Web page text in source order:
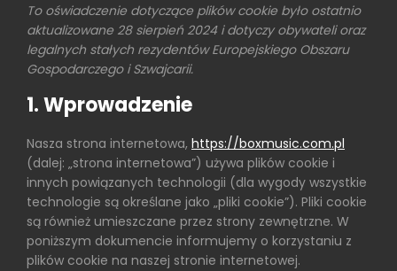
To oświadczenie dotyczące plików cookie było ostatnio
aktualizowane 28 sierpień 2024 i dotyczy obywateli oraz
legalnych stałych rezydentów Europejskiego Obszaru
Gospodarczego i Szwajcarii.
1. Wprowadzenie
Nasza strona internetowa, https://boxmusic.com.pl
(dalej: „strona internetowa”) używa plików cookie i
innych powiązanych technologii (dla wygody wszystkie
technologie są określane jako „pliki cookie”). Pliki cookie
są również umieszczane przez strony zewnętrzne. W
poniższym dokumencie informujemy o korzystaniu z
plików cookie na naszej stronie internetowej.